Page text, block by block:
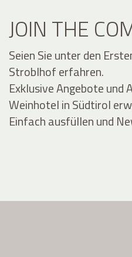
JOIN THE
Seien Sie unter den
Stroblhof erfahren.
Exklusive Angebote und
Weinhotel in Südtirol
Einfach ausfüllen und